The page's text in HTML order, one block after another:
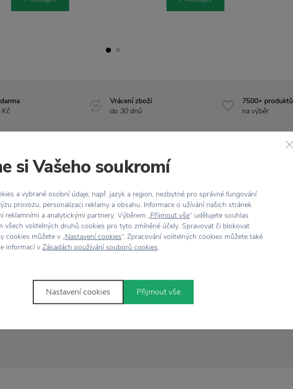
Vrácení zboží
do 30 dnů
7500+ produktů
na výběr
která pohádkově
krása a stačí ji pověsit
stůl. Nebojte se
značkyStorefactory
Vánoc.
variantách.
Vlastnosti
Kód produktu
Barva
Materiál
Rozměr
si Vašeho soukromí
a vybrané osobní údaje, např. jazyk a region, nezbytné pro správné fungování
provozu, personalizaci reklamy a obsahu. Informace o užívání našich stránek
reklamními a analytickými partnery. Výběrem „Přijmout vše“ udělujete souhlas
všech volitelných druhů cookies pro tyto zmíněné účely. Spravovat či blokovat
cookies můžete v „Nastavení cookies“. Zpracování volitelných cookies můžete také
informací v Zásadách používání souborů cookies.
Nastavení cookies Přijmout vše